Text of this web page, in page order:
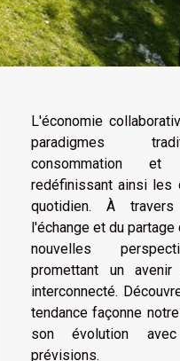
L'économie
paradigmes
consommation
redéfinissant ainsi les
quotidien. À
l'échange et du
nouvelles
promettant un
interconnecté.
tendance façonne
son évolution
prévisions.